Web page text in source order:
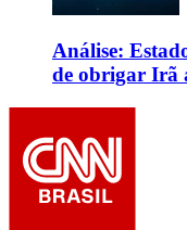
Análise:
de obrigar Irã